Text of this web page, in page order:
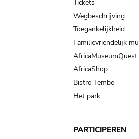
Tickets
Wegbeschrijving
Toegankelijkheid
Familievriendelijk
AfricaMuseumQuest
AfricaShop
Bistro Tembo
Het park
PARTICIPEREN